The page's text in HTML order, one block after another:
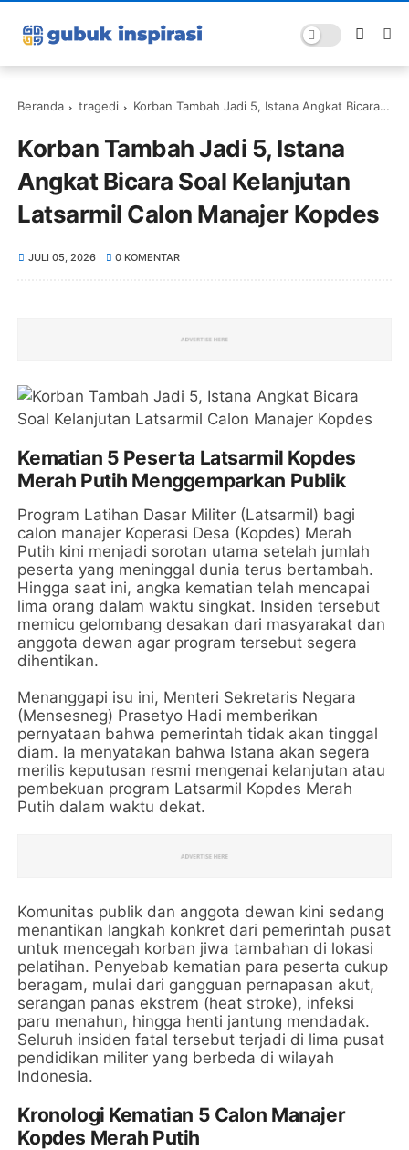
Beranda tragedi Korban Tambah Jadi 5, Istana Angkat Bicara Soal Kelanjutan Latsarmil Calon Manajer Kopdes
Korban Tambah Jadi 5, Istana
Angkat Bicara Soal Kelanjutan
Latsarmil Calon Manajer Kopdes
JULI 05, 2026 0 KOMENTAR
Kematian 5 Peserta Latsarmil Kopdes
Merah Putih Menggemparkan Publik
Program Latihan Dasar Militer (Latsarmil) bagi
calon manajer Koperasi Desa (Kopdes) Merah
Putih kini menjadi sorotan utama setelah jumlah
peserta yang meninggal dunia terus bertambah.
Hingga saat ini, angka kematian telah mencapai
lima orang dalam waktu singkat. Insiden tersebut
memicu gelombang desakan dari masyarakat dan
anggota dewan agar program tersebut segera
dihentikan.
Menanggapi isu ini, Menteri Sekretaris Negara
(Mensesneg) Prasetyo Hadi memberikan
pernyataan bahwa pemerintah tidak akan tinggal
diam. Ia menyatakan bahwa Istana akan segera
merilis keputusan resmi mengenai kelanjutan atau
pembekuan program Latsarmil Kopdes Merah
Putih dalam waktu dekat.
Komunitas publik dan anggota dewan kini sedang
menantikan langkah konkret dari pemerintah pusat
untuk mencegah korban jiwa tambahan di lokasi
pelatihan. Penyebab kematian para peserta cukup
beragam, mulai dari gangguan pernapasan akut,
serangan panas ekstrem (heat stroke), infeksi
paru menahun, hingga henti jantung mendadak.
Seluruh insiden fatal tersebut terjadi di lima pusat
pendidikan militer yang berbeda di wilayah
Indonesia.
Kronologi Kematian 5 Calon Manajer
Kopdes Merah Putih